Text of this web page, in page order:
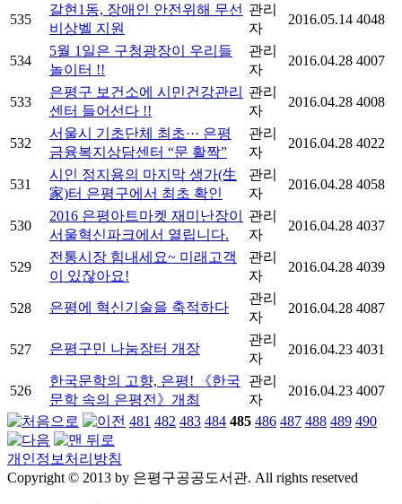
535
갈현1동, 장애인 안전위해 무선
비상벨 지원
관리
자
2016.05.14 4048
534
5월 1일은 구청광장이 우리들
놀이터 !!
관리
자
2016.04.28 4007
533
은평구 보건소에 시민건강관리
센터 들어선다 !!
관리
자
2016.04.28 4008
532
서울시 기초단체 최초··· 은평
금융복지상담센터 “문 활짝”
관리
자
2016.04.28 4022
531
시인 정지용의 마지막 생가(生
家)터 은평구에서 최초 확인
관리
자
2016.04.28 4058
530
2016 은평아트마켓 재미난장이
서울혁신파크에서 열립니다.
관리
자
2016.04.28 4037
529
전통시장 힘내세요~ 미래고객
이 있잖아요!
관리
자
2016.04.28 4039
528 은평에 혁신기술을 축적하다
관리
자
2016.04.28 4087
527 은평구민 나눔장터 개장
관리
자
2016.04.23 4031
526
한국문학의 고향, 은평! 《한국
문학 속의 은평전》개최
관리
자
2016.04.23 4007
481 482 483 484 485 486 487 488 489 490
개인정보처리방침
Copyright © 2013 by 은평구공공도서관. All rights resetved